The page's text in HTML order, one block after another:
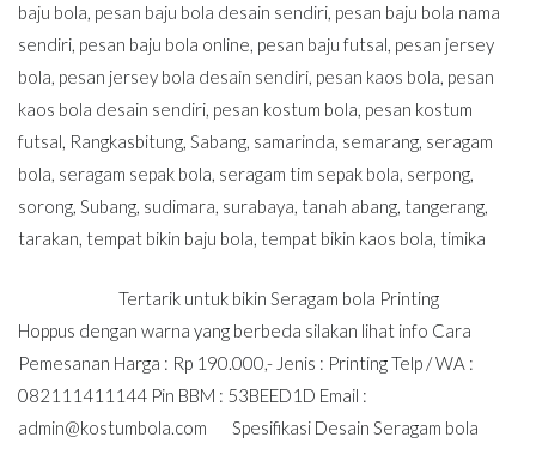
baju bola, pesan baju bola desain sendiri, pesan baju bola nama
sendiri, pesan baju bola online, pesan baju futsal, pesan jersey
bola, pesan jersey bola desain sendiri, pesan kaos bola, pesan
kaos bola desain sendiri, pesan kostum bola, pesan kostum
futsal, Rangkasbitung, Sabang, samarinda, semarang, seragam
bola, seragam sepak bola, seragam tim sepak bola, serpong,
sorong, Subang, sudimara, surabaya, tanah abang, tangerang,
tarakan, tempat bikin baju bola, tempat bikin kaos bola, timika
Tertarik untuk bikin Seragam bola Printing
Hoppus dengan warna yang berbeda silakan lihat info Cara
Pemesanan Harga : Rp 190.000,- Jenis : Printing Telp / WA :
082111411144 Pin BBM : 53BEED1D Email :
admin@kostumbola.com Spesifikasi Desain Seragam bola